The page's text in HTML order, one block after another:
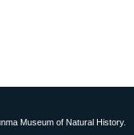
Museum of Natural History.